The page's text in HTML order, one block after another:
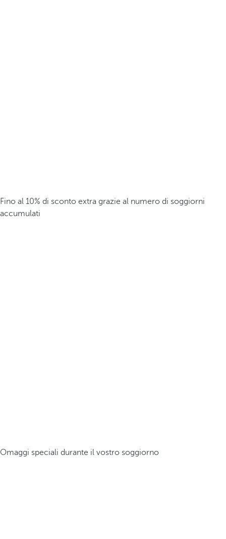
Fino al 10% di sconto extra grazie al numero di soggiorni
accumulati
Omaggi speciali durante il vostro soggiorno